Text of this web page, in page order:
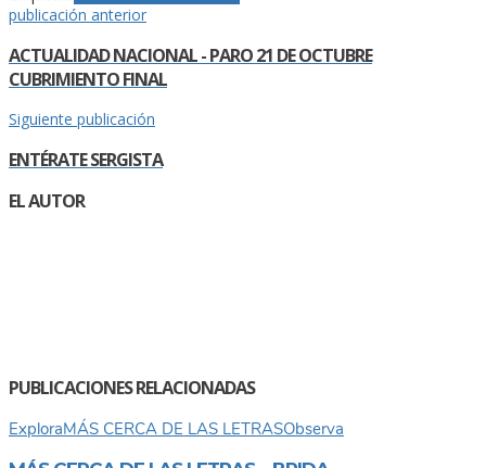
publicación anterior
ACTUALIDAD NACIONAL - PARO 21 DE OCTUBRE
CUBRIMIENTO FINAL
Siguiente publicación
ENTÉRATE SERGISTA
EL AUTOR
PUBLICACIONES RELACIONADAS
ExploraMÁS CERCA DE LAS LETRASObserva